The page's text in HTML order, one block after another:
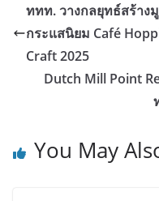
ททท. วางกลยุทธ์สร้าง
กระแสนิยม Café
Craft 2025
Dutch Mill Point
You May